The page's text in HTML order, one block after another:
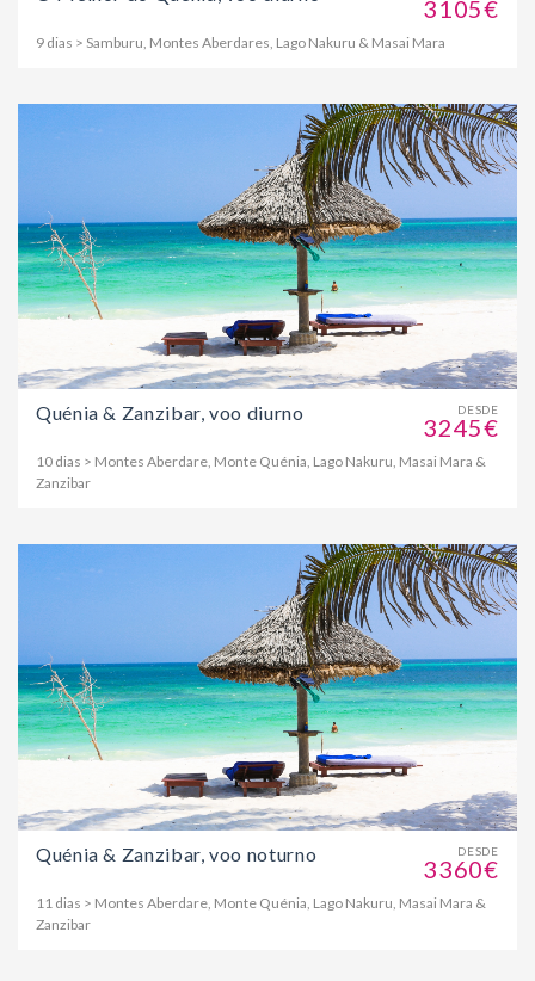
3105€
9 dias > Samburu, Montes Aberdares, Lago Nakuru & Masai Mara
DESDE
3245€
Quénia & Zanzibar, voo diurno
10 dias > Montes Aberdare, Monte Quénia, Lago Nakuru, Masai Mara &
Zanzibar
DESDE
3360€
Quénia & Zanzibar, voo noturno
11 dias > Montes Aberdare, Monte Quénia, Lago Nakuru, Masai Mara &
Zanzibar